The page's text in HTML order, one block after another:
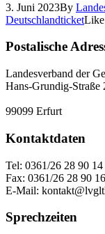
3. Juni 2023By
Deutschlandticket
Postalische
Landesverband der
Hans-Grundig-Straße
99099 Erfurt
Kontaktdaten
Tel: 0361/26 28 90 14
Fax: 0361/26 28 90 16
E-Mail:
Sprechzeiten